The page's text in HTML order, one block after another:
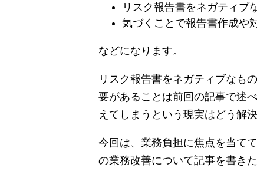
リスク報告書をネガティブ
気づくことで報告書作成や
などになります。
リスク報告書をネガティブなも
要があることは前回の記事で述
えてしまうという現実はどう解
今回は、業務負担に焦点を当て
の業務改善について記事を書き